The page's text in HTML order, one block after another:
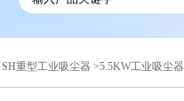
SH重型工业吸尘器 >5.5KW工业吸尘器